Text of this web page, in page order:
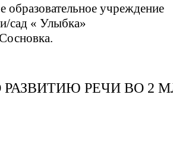
учреждение
сад « Улыбка»
РЕЧИ ВО 2